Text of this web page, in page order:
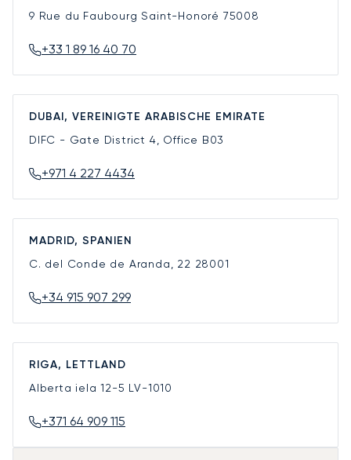
9 Rue du Faubourg Saint-Honoré 75008
+33 1 89 16 40 70
DUBAI, VEREINIGTE ARABISCHE EMIRATE
DIFC - Gate District 4, Office B03
+971 4 227 4434
MADRID, SPANIEN
C. del Conde de Aranda, 22 28001
+34 915 907 299
RIGA, LETTLAND
Alberta iela 12-5 LV-1010
+371 64 909 115